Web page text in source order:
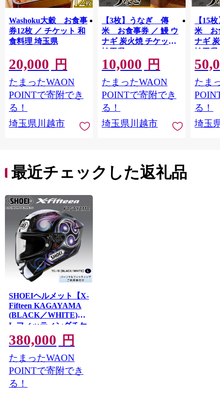
Washoku大穀 お食事
券12枚 ／ チケット 和
食料理 埼玉県
20,000 円
たまったWAON
POINTで寄附でき
る！
埼玉県川越市
【3枚】うなぎ 傳
米 お食事券 ／ 鰻 ウ
ナギ 炭火焼 チケット
埼玉県
10,000 円
たまったWAON
POINTで寄附でき
る！
埼玉県川越市
【15
米 お
ナギ
埼玉県
たま
る！
埼玉
最近チェックした返礼品
SHOEIヘルメット【X-
Fifteen KAGAYAMA
(BLACK／WHITE)】
L フィッティングチケ
ット付き｜エックスフ
ィフティーン 加賀山
カガヤマ フルフェイ
ス バイク ツーリング
ショウエイ [2188]
380,000 円
たまったWAON
POINTで寄附でき
る！